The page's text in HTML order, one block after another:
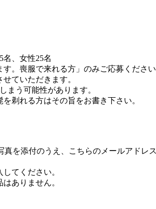
名、女性25名
。喪服で来れる方」のみご応募ください
ていただきます。
まう可能性があります。
剃れる方はその旨をお書き下さい。
を添付のうえ、こちらのメールアド
てください。
ありません。